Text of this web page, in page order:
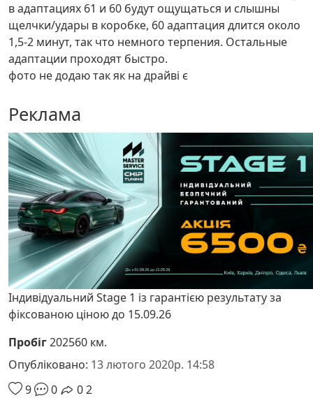
в адаптациях 61 и 60 будут ощущаться и слышны
щелчки/удары в коробке, 60 адаптация длится около
1,5-2 минут, так что немного терпения. Остальные
адаптации проходят быстро.
фото не додаю так як на драйві є
Реклама
Індивідуальний Stage 1 із гарантією результату за
фіксованою ціною до 15.09.26
Пробіг202560 км.
Опубліковано: 13 лютого 2020р. 14:58
9
0 02